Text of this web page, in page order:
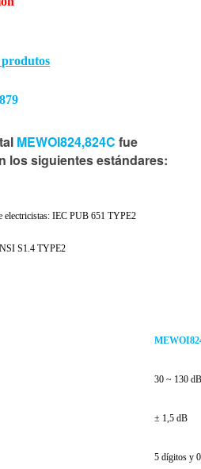
MEWOI824,824C fue
los siguientes estándares:
electricistas: IEC PUB 651 TYPE2
S1.4 TYPE2
30 ~ 130
± 1,5 dB
5 dígitos y